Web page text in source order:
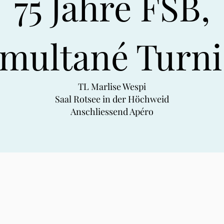
TL Marlise Wespi
Saal Rotsee in der Höchweid
Anschliessend Apéro